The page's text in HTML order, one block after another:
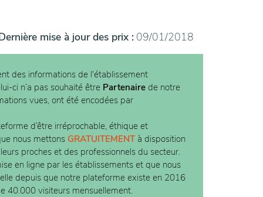
mise à jour des prix : 09/01/2018
des informations de l'établissement
ci n’a pas souhaité être Partenaire de notre
vues, ont été encodées par
d’être irréprochable, éthique et
nous mettons GRATUITEMENT à disposition
proches et des professionnels du secteur.
en ligne par les établissements et que nous
depuis que notre plateforme existe en 2016
40.000 visiteurs mensuellement.